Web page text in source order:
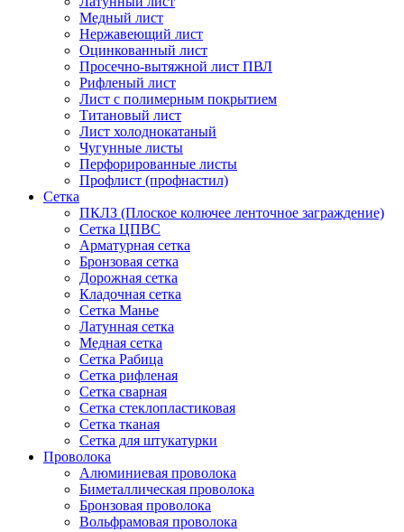
Медный лист
Нержавеющий лист
Оцинкованный лист
Просечно-вытяжной лист ПВЛ
Рифленый лист
Лист с полимерным покрытием
Титановый лист
Лист холоднокатаный
Чугунные листы
Перфорированные листы
Профлист (профнастил)
Сетка
ПКЛЗ (Плоское колючее ленточное заграждение)
Сетка ЦПВС
Арматурная сетка
Бронзовая сетка
Дорожная сетка
Кладочная сетка
Сетка Манье
Латунная сетка
Медная сетка
Сетка Рабица
Сетка рифленая
Сетка сварная
Сетка стеклопластиковая
Сетка тканая
Сетка для штукатурки
Проволока
Алюминиевая проволока
Биметаллическая проволока
Бронзовая проволока
Вольфрамовая проволока